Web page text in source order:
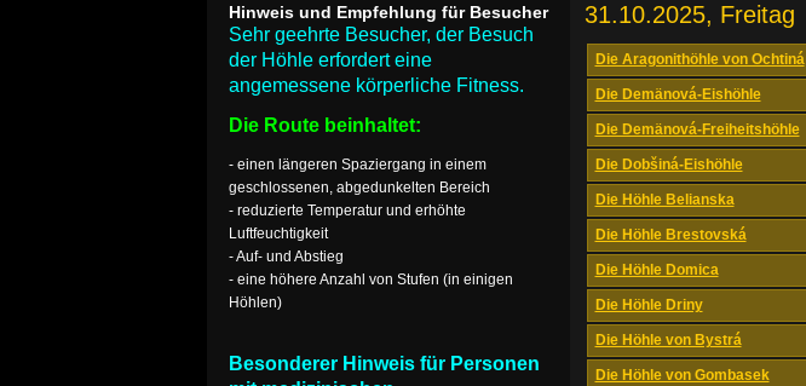
31.10.2025, Freitag
Die Aragonithöhle von Ochtiná
Die Demänová-Eishöhle
Die Demänová-Freiheitshöhle
Die Dobšiná-Eishöhle
Die Höhle Belianska
Die Höhle Brestovská
Die Höhle Domica
Die Höhle Driny
Die Höhle von Bystrá
Die Höhle von Gombasek
Hinweis und Empfehlung für Besucher
Sehr geehrte Besucher, der Besuch
der Höhle erfordert eine
angemessene körperliche Fitness.
Die Route beinhaltet:
- einen längeren Spaziergang in einem
geschlossenen, abgedunkelten Bereich
- reduzierte Temperatur und erhöhte
Luftfeuchtigkeit
- Auf- und Abstieg
- eine höhere Anzahl von Stufen (in einigen
Höhlen)
Besonderer Hinweis für Personen